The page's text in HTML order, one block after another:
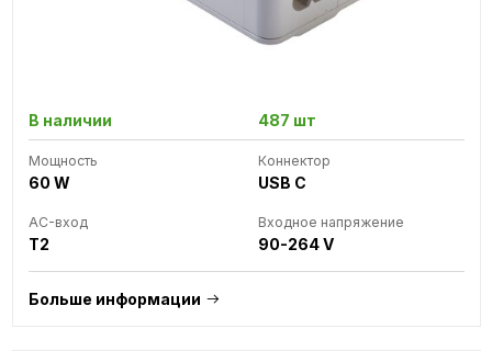
В наличии 487 шт
Мощность
60 W
Коннектор
USB C
AC-вход
T2
Входное напряжение
90-264 V
Больше информации